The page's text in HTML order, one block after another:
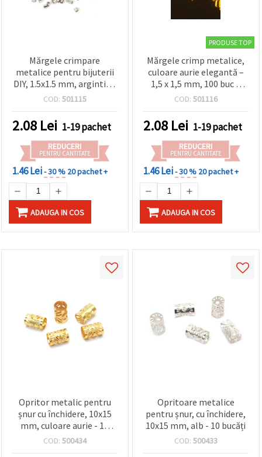
Mărgele crimpare
metalice pentru bijuterii
DIY, 1.5x1.5 mm, argintiu -
100 bucăți
COD: 501115
2.08 Lei 1-19 pachet
REDUCERI
PENTRU CANTITATE
1.46 Lei- 30 % 20 pachet +
ADAUGA IN COS
PRODUSE TOP
Mărgele crimp metalice,
culoare aurie elegantă –
1,5 x 1,5 mm, 100 buc –
perfecte pentru bijuterii
fashion și proiecte
DIY/hobby creative
COD: 501116
2.08 Lei 1-19 pachet
REDUCERI
PENTRU CANTITATE
1.46 Lei- 30 % 20 pachet +
ADAUGA IN COS
Opritor metalic pentru
șnur cu închidere, 10x15
mm, culoare aurie - 10
bucăți
COD: 500434
Opritoare metalice
pentru șnur, cu închidere,
10x15 mm, alb - 10 bucăți
COD: 500433